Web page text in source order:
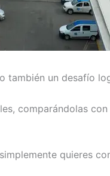
también un desafío
comparándolas
quieres